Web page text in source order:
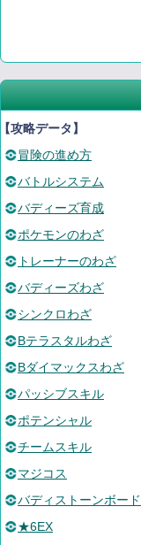
攻略データ】
冒険の進め方
バトルシステム
バディーズ育成
ポケモンのわざ
トレーナーのわざ
バディーズわざ
シンクロわざ
Bテラスタルわざ
Bダイマックスわざ
パッシブスキル
ポテンシャル
チームスキル
マジコス
バディストーンボード
★6EX